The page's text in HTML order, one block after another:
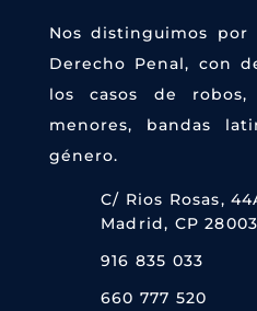
Nos distinguimos por
Derecho Penal, con
los casos de
menores, bandas
género.
C/ Rios Rosas,
Madrid, CP 28003
916 835 033
660 777 520